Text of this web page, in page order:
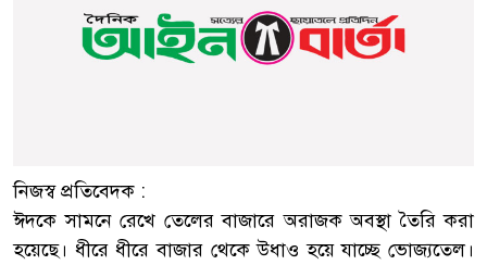
নিজস্ব প্রতিবেদক :
ঈদকে সামনে রেখে তেলের বাজারে অরাজক অবস্থা তৈরি করা
হয়েছে। ধীরে ধীরে বাজার থেকে উধাও হয়ে যাচ্ছে ভোজ্যতেল।